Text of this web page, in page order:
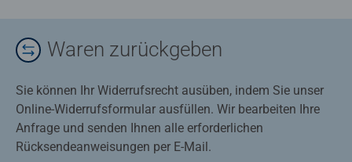
Waren zurückgeben
Sie können Ihr Widerrufsrecht ausüben, indem Sie unser
Online-Widerrufsformular ausfüllen. Wir bearbeiten Ihre
Anfrage und senden Ihnen alle erforderlichen
Rücksendeanweisungen per E-Mail.